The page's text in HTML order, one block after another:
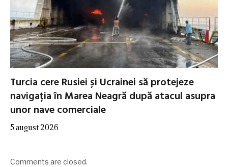
Turcia cere Rusiei și Ucrainei să protejeze
navigația în Marea Neagră după atacul asupra
unor nave comerciale
5 august 2026
Comments are closed.